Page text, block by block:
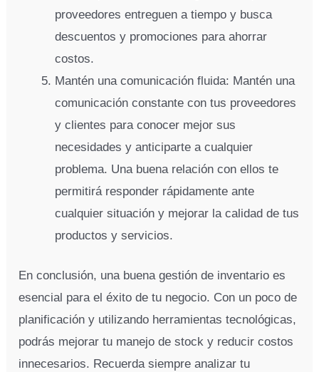
proveedores entreguen a tiempo y busca
descuentos y promociones para ahorrar
costos.
Mantén una comunicación fluida: Mantén una
comunicación constante con tus proveedores
y clientes para conocer mejor sus
necesidades y anticiparte a cualquier
problema. Una buena relación con ellos te
permitirá responder rápidamente ante
cualquier situación y mejorar la calidad de tus
productos y servicios.
En conclusión, una buena gestión de inventario es
esencial para el éxito de tu negocio. Con un poco de
planificación y utilizando herramientas tecnológicas,
podrás mejorar tu manejo de stock y reducir costos
innecesarios. Recuerda siempre analizar tu